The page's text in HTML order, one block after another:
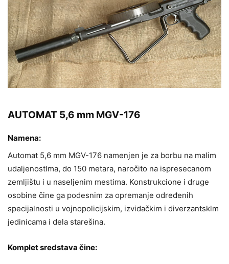
AUTOMAT 5,6 mm MGV-176
Namena:
Automat 5,6 mm MGV-176 namenjen je za borbu na malim
udaljenostlma, do 150 metara, naročito na ispresecanom
zemljištu i u naseljenim mestima. Konstrukcione i druge
osobine čine ga podesnim za opremanje određenih
specijalnosti u vojnopolicijskim, izvidačkim i diverzantsklm
jedinicama i dela starešina.
Komplet sredstava čine: